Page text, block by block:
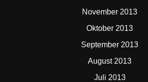
November 2013
Oktober 2013
September 2013
August 2013
Juli 2013